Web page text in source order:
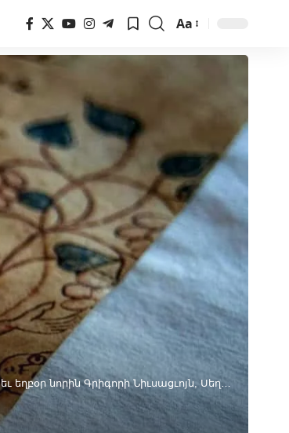
Font
Resizer
Aa
Հռովմայ Հայրապետին եւ Աբբայ Եփրեմի Խուրին Ասորւոյ